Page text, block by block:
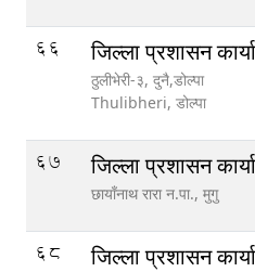
66 जिल्ला प्रशासन
ठुलीभेरी-३, दुनै,डोल्पा
Thulibheri, डोल्पा
67 जिल्ला प्रशासन
छायाँनाथ रारा न.पा., मुगु
68 जिल्ला प्रशासन